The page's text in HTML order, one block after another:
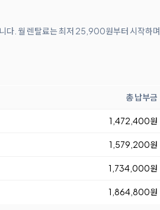
다. 월 렌탈료는 최저 25,900원부터 시작하며,
총 납부금
1,472,400원
1,579,200원
1,734,000원
1,864,800원